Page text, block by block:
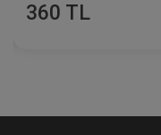
360 TL